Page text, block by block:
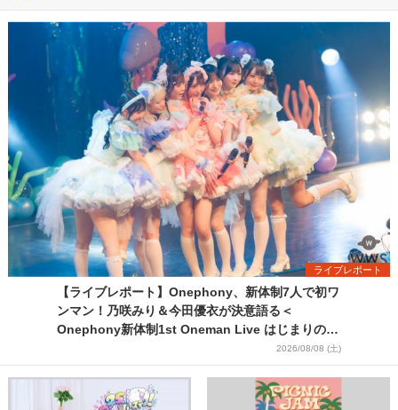
ライブレポート
【ライブレポート】Onephony、新体制7人で初ワ
ンマン！乃咲みり＆今田優衣が決意語る＜
Onephony新体制1st Oneman Live はじまりの夏
2026/08/08 (土)